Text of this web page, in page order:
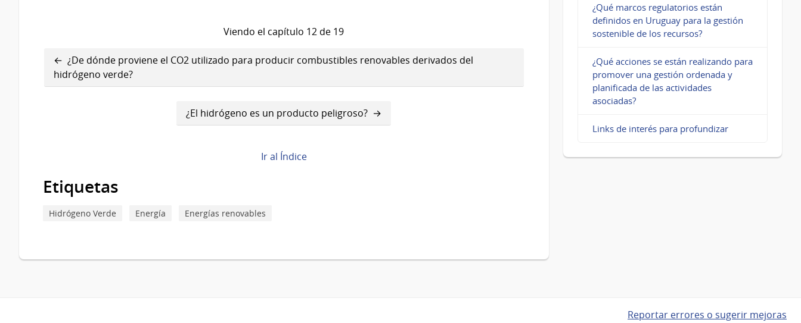
Viendo el capítulo 12 de 19
Enlaces
transversales
qué
el
CO2
origen
¿De dónde proviene el CO2 utilizado para producir combustibles renovables derivados del
hidrógeno verde?
¿El hidrógeno es un producto peligroso?
Ir al Índice
Etiquetas
Hidrógeno Verde Energía Energías renovables
¿Qué marcos regulatorios están
definidos en Uruguay para la gestión
sostenible de los recursos?
¿Qué acciones se están realizando para
promover una gestión ordenada y
planificada de las actividades
asociadas?
Links de interés para profundizar
Reportar errores o sugerir mejoras